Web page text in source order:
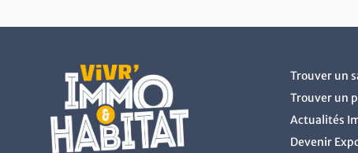
Trouver un
Trouver un
Actualités
Devenir